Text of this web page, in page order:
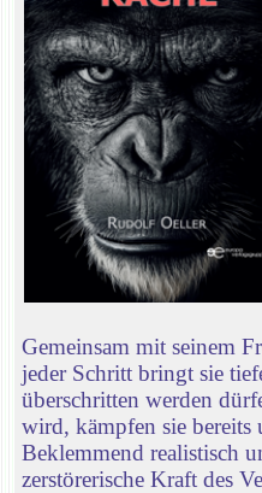
Gemeinsam mit seinem
jeder Schritt bringt sie
überschritten werden
wird, kämpfen sie bereits
Beklemmend realistisch
zerstörerische Kraft des